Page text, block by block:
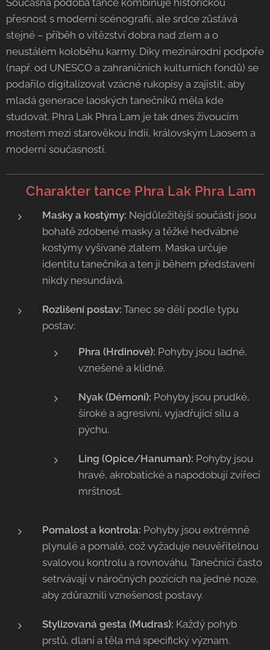
Současná podoba tance kombinuje historickou
přesnost s moderní scénografií, ale srdce zůstává
stejné – příběh o vítězství dobra nad zlem a o
neustálém koloběhu karmy. Díky mezinárodní podpoře
(např. od UNESCO a zahraničních kulturních fondů) se
podařilo digitalizovat vzácné rukopisy a zajistit, aby
mladá generace laoských tanečníků měla kde
studovat. Phra Lak Phra Lam je tak dnes živoucím
mostem mezi starověkou Indií, královským Laosem a
moderní současností.
💃 Charakter tance Phra Lak Phra Lam
Masky a kostýmy: Nejdůležitější součástí jsou
bohatě zdobené masky a těžké hedvábné
kostýmy vyšívané zlatem. Maska určuje
identitu tanečníka a ten ji během představení
nikdy nesundává.
Rozlišení postav: Tanec se dělí podle typu
postav:
Phra (Hrdinové): Pohyby jsou ladné,
vznešené a klidné.
Nyak (Démoni): Pohyby jsou prudké,
široké a agresivní, vyjadřující sílu a
pýchu.
Ling (Opice/Hanuman): Pohyby jsou
hravé, akrobatické a napodobují zvířecí
mrštnost.
Pomalost a kontrola: Pohyby jsou extrémně
plynulé a pomalé, což vyžaduje neuvěřitelnou
svalovou kontrolu a rovnováhu. Tanečníci často
setrvávají v náročných pozicích na jedné noze,
aby zdůraznili vznešenost postavy.
Stylizovaná gesta (Mudras): Každý pohyb
prstů, dlaní a těla má specifický význam.